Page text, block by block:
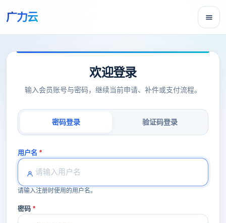
广力云
欢迎登录
输入会员账号与密码，继续当前申请、补件或支付流程。
密码登录 验证码登录
用户名
请输入注册时使用的用户名。
密码